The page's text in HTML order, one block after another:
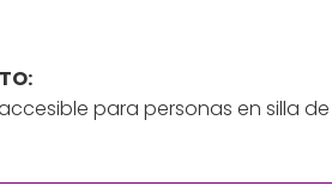
para personas en silla